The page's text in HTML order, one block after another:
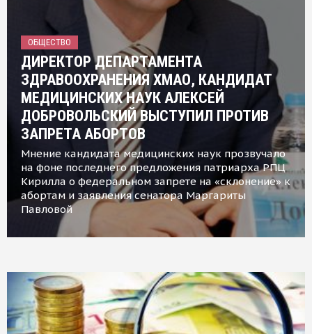
ОБЩЕСТВО
ДИРЕКТОР ДЕПАРТАМЕНТА
ЗДРАВООХРАНЕНИЯ ХМАО, КАНДИДАТ
МЕДИЦИНСКИХ НАУК АЛЕКСЕЙ
ДОБРОВОЛЬСКИЙ ВЫСТУПИЛ ПРОТИВ
ЗАПРЕТА АБОРТОВ
Мнение кандидата медицинских наук прозвучало
на фоне последнего предложения патриарха РПЦ
Кирилла о федеральном запрете на «склонение» к
абортам и заявления сенатора Маргариты
Павловой